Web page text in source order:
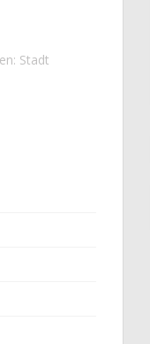
Stadt